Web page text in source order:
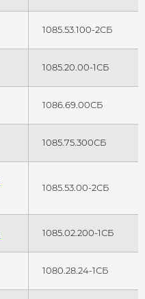
1085.53.100-2СБ
1085.20.00-1СБ
1086.69.00СБ
1085.75.300СБ
1085.53.00-2СБ
1085.02.200-1СБ
1080.28.24-1СБ